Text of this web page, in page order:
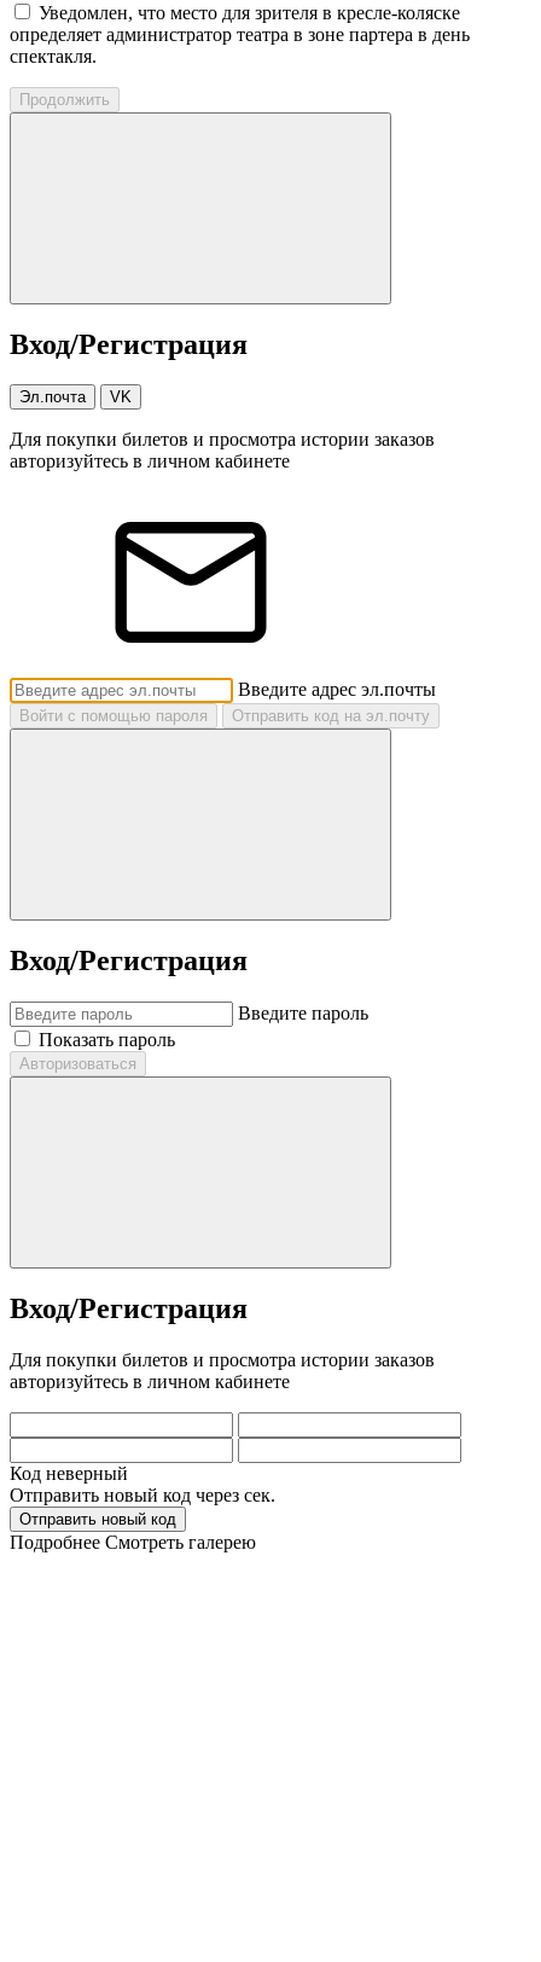
Уведомлен, что место для зрителя в кресле-коляске
определяет администратор театра в зоне партера в день
спектакля.
Продолжить
Вход/Регистрация
Эл.почта VK
Для покупки билетов и просмотра истории заказов
авторизуйтесь в личном кабинете
Введите адрес эл.почты
Войти с помощью пароля Отправить код на эл.почту
Вход/Регистрация
Введите пароль
Показать пароль
Авторизоваться
Вход/Регистрация
Для покупки билетов и просмотра истории заказов
авторизуйтесь в личном кабинете
Код неверный
Отправить новый код через сек.
Отправить новый код
Подробнее Смотреть галерею